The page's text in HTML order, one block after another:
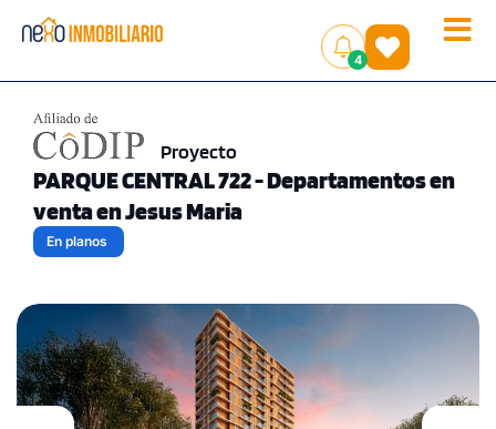
Toggle
4
()
Proyecto
PARQUE CENTRAL 722 - Departamentos en
venta en Jesus Maria
En planos